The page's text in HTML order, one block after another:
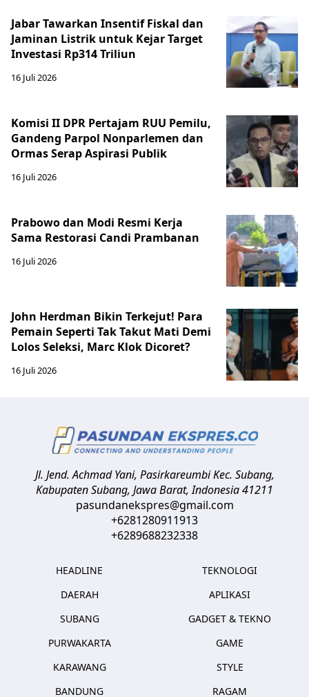
Jabar Tawarkan Insentif Fiskal dan
Jaminan Listrik untuk Kejar Target
Investasi Rp314 Triliun
16 Juli 2026
Komisi II DPR Pertajam RUU Pemilu,
Gandeng Parpol Nonparlemen dan
Ormas Serap Aspirasi Publik
16 Juli 2026
Prabowo dan Modi Resmi Kerja
Sama Restorasi Candi Prambanan
16 Juli 2026
John Herdman Bikin Terkejut! Para
Pemain Seperti Tak Takut Mati Demi
Lolos Seleksi, Marc Klok Dicoret?
16 Juli 2026
Jl. Jend. Achmad Yani, Pasirkareumbi Kec. Subang,
Kabupaten Subang, Jawa Barat,Indonesia41211
pasundanekspres@gmail.com
+6281280911913
+6289688232338
HEADLINE
DAERAH
SUBANG
PURWAKARTA
KARAWANG
BANDUNG
TEKNOLOGI
APLIKASI
GADGET & TEKNO
GAME
STYLE
RAGAM